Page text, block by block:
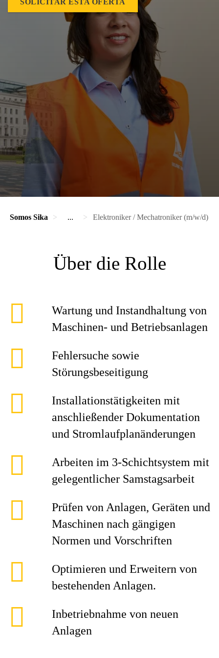
SOLICITAR ESTA OFERTA
Somos Sika ... Elektroniker / Mechatroniker (m/w/d)
Über die Rolle
Wartung und Instandhaltung von
Maschinen- und Betriebsanlagen
Fehlersuche sowie
Störungsbeseitigung
Installationstätigkeiten mit
anschließender Dokumentation
und Stromlaufplanänderungen
Arbeiten im 3-Schichtsystem mit
gelegentlicher Samstagsarbeit
Prüfen von Anlagen, Geräten und
Maschinen nach gängigen
Normen und Vorschriften
Optimieren und Erweitern von
bestehenden Anlagen.
Inbetriebnahme von neuen
Anlagen